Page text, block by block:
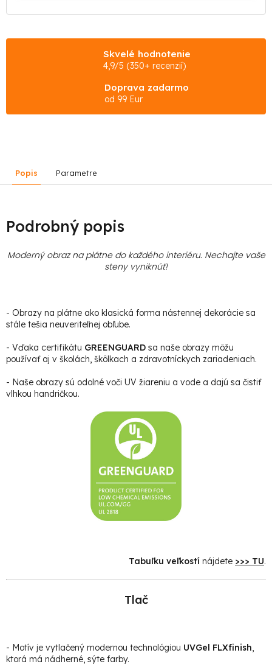
Skvelé hodnotenie
4,9/5 (350+ recenzií)
Doprava zadarmo
od 99 Eur
Popis Parametre
Podrobný popis
Moderný obraz na plátne do každého interiéru. Nechajte vaše
steny vyniknúť!
- Obrazy na plátne ako klasická forma nástennej dekorácie sa
stále tešia neuveriteľnej obľube.
- Vďaka certifikátu GREENGUARD sa naše obrazy môžu
používať aj v školách, škôlkach a zdravotníckych zariadeniach.
- Naše obrazy sú odolné voči UV žiareniu a vode a dajú sa čistiť
vlhkou handričkou.
Tabuľku veľkostí nájdete >>> TU.
Tlač
- Motív je vytlačený modernou technológiou UVGel FLXfinish,
ktorá má nádherné, sýte farby.